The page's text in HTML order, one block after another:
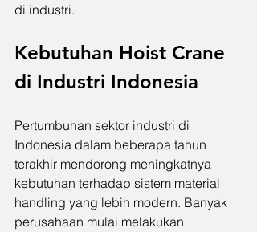
di industri.
Kebutuhan Hoist Crane
di Industri Indonesia
Pertumbuhan sektor industri di
Indonesia dalam beberapa tahun
terakhir mendorong meningkatnya
kebutuhan terhadap sistem material
handling yang lebih modern. Banyak
perusahaan mulai melakukan